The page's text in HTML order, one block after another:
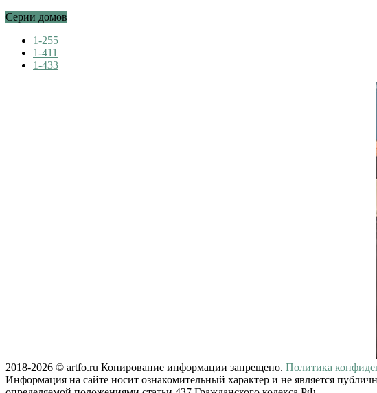
Серии домов
1-255
1-411
1-433
2018-2026 © artfo.ru Копирование информации запрещено. Политика
Информация на сайте носит ознакомительный характер и не является